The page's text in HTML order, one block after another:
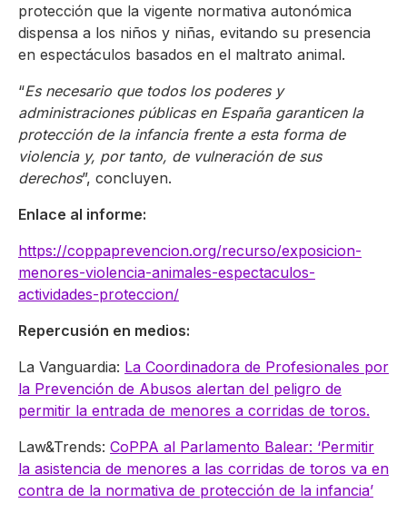
protección que la vigente normativa autonómica
dispensa a los niños y niñas, evitando su presencia
en espectáculos basados en el maltrato animal.
“Es necesario que todos los poderes y
administraciones públicas en España garanticen la
protección de la infancia frente a esta forma de
violencia y, por tanto, de vulneración de sus
derechos”, concluyen.
Enlace al informe:
https://coppaprevencion.org/recurso/exposicion-
menores-violencia-animales-espectaculos-
actividades-proteccion/
Repercusión en medios:
La Vanguardia: La Coordinadora de Profesionales por
la Prevención de Abusos alertan del peligro de
permitir la entrada de menores a corridas de toros.
Law&Trends: CoPPA al Parlamento Balear: ‘Permitir
la asistencia de menores a las corridas de toros va en
contra de la normativa de protección de la infancia’